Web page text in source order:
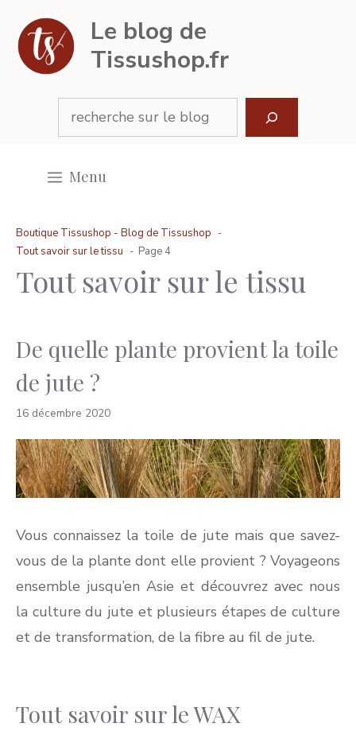
contenu
Le blog de
Tissushop.fr
Rechercher
Menu
Boutique Tissushop - Blog de Tissushop
Tout savoir sur le tissu
Page 4
Tout savoir sur le tissu
De quelle plante provient la toile
de jute ?
16 décembre 2020
Vous connaissez la toile de jute mais que savez-
vous de la plante dont elle provient ? Voyageons
ensemble jusqu’en Asie et découvrez avec nous
la culture du jute et plusieurs étapes de culture
et de transformation, de la fibre au fil de jute.
Tout savoir sur le WAX